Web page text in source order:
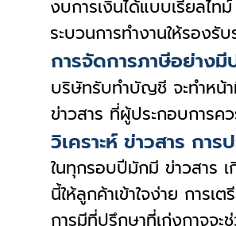
งบการเงินได้แบบเรียลไ
ระบวนการทำงานให้รอง
การจัดการภาษีอย่างมี
บริษัทรับทำบัญชี จะทำหน้
ข่าวสาร ที่ผู้ประกอบการ
วิเคราะห์ ข่าวสาร ก
ในทุกรอบปีมักมี ข่าวสาร
นี้ให้ลูกค้าเข้าใจง่าย การ
การมีที่ปรึกษาที่เก่งกาจจะ